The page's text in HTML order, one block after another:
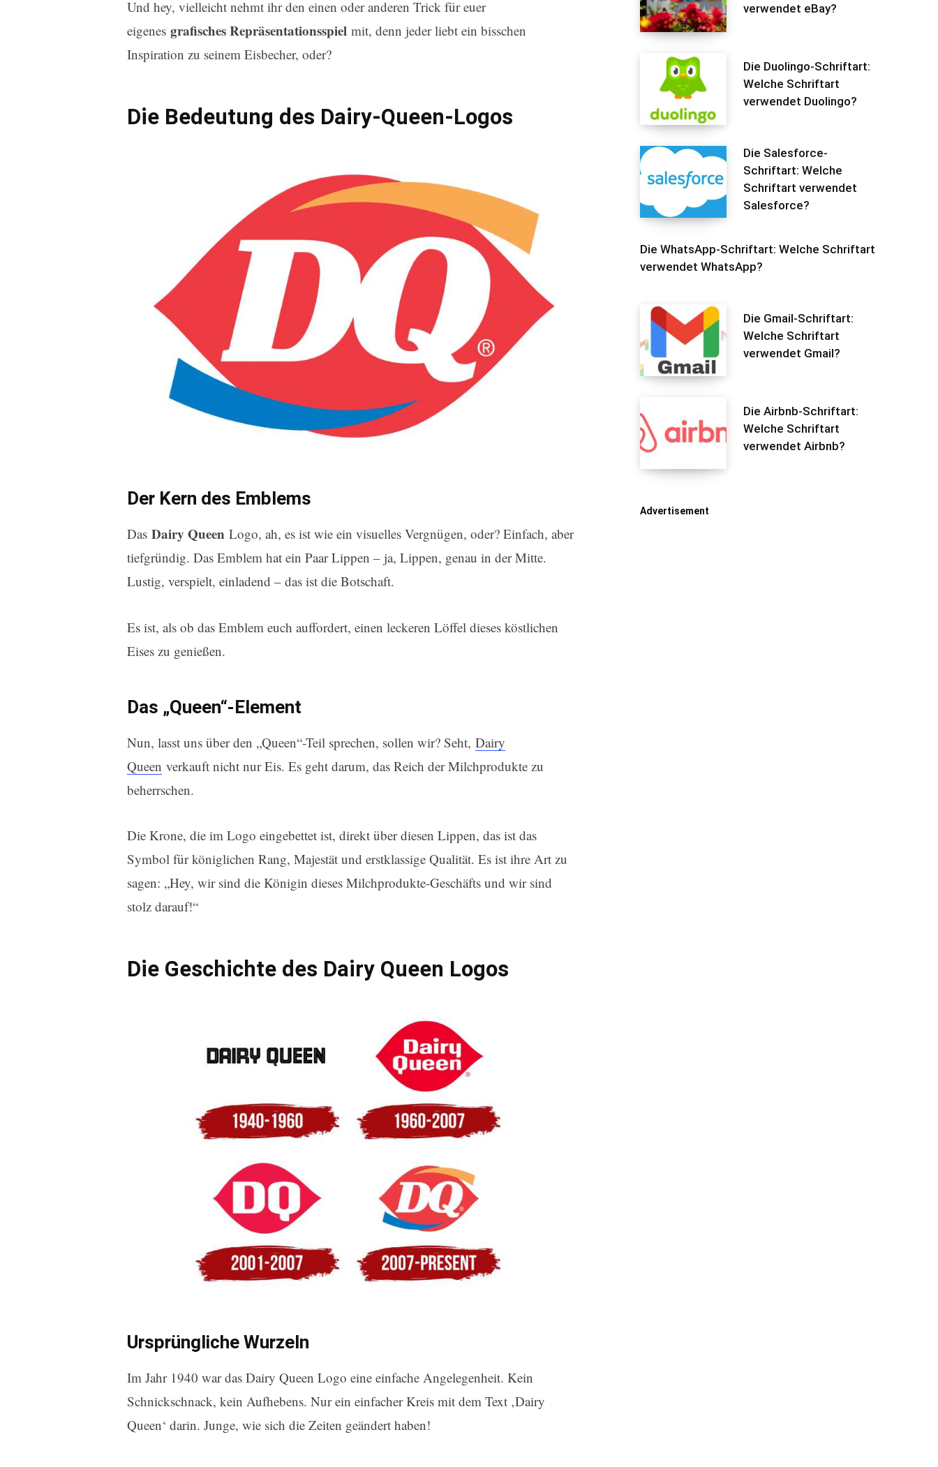
Und hey, vielleicht nehmt ihr den einen oder anderen Trick für euer
eigenes grafisches Repräsentationsspiel mit, denn jeder liebt ein bisschen
Inspiration zu seinem Eisbecher, oder?
Die Bedeutung des Dairy-Queen-Logos
Der Kern des Emblems
Das Dairy Queen Logo, ah, es ist wie ein visuelles Vergnügen, oder? Einfach, aber
tiefgründig. Das Emblem hat ein Paar Lippen – ja, Lippen, genau in der Mitte.
Lustig, verspielt, einladend – das ist die Botschaft.
Es ist, als ob das Emblem euch auffordert, einen leckeren Löffel dieses köstlichen
Eises zu genießen.
Das „Queen“-Element
Nun, lasst uns über den „Queen“-Teil sprechen, sollen wir? Seht, Dairy
Queen verkauft nicht nur Eis. Es geht darum, das Reich der Milchprodukte zu
beherrschen.
Die Krone, die im Logo eingebettet ist, direkt über diesen Lippen, das ist das
Symbol für königlichen Rang, Majestät und erstklassige Qualität. Es ist ihre Art zu
sagen: „Hey, wir sind die Königin dieses Milchprodukte-Geschäfts und wir sind
stolz darauf!“
Die Geschichte des Dairy Queen Logos
Ursprüngliche Wurzeln
Im Jahr 1940 war das Dairy Queen Logo eine einfache Angelegenheit. Kein
Schnickschnack, kein Aufhebens. Nur ein einfacher Kreis mit dem Text ‚Dairy
Queen‘ darin. Junge, wie sich die Zeiten geändert haben!
verwendet eBay?
Die Duolingo-Schriftart:
Welche Schriftart
verwendet Duolingo?
Die Salesforce-
Schriftart: Welche
Schriftart verwendet
Salesforce?
Die WhatsApp-Schriftart: Welche Schriftart
verwendet WhatsApp?
Die Gmail-Schriftart:
Welche Schriftart
verwendet Gmail?
Die Airbnb-Schriftart:
Welche Schriftart
verwendet Airbnb?
Advertisement